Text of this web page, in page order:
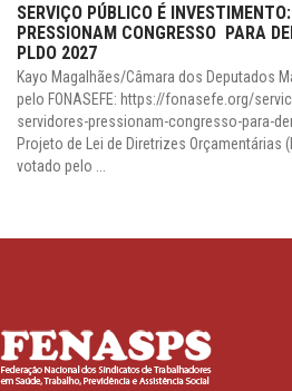
SERVIÇO PÚBLICO É
PRESSIONAM CONGRESSO PARA
PLDO 2027
Kayo Magalhães/Câmara dos Deputados
pelo FONASEFE: https://fonasefe.org/
servidores-pressionam-congresso-para-
Projeto de Lei de Diretrizes Orçamentárias
votado pelo ...